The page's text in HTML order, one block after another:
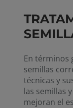
En términos
semillas
técnicas y
las semillas
mejoran el